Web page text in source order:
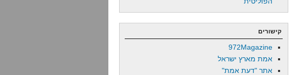
קישורים
972Magazine
אמת מארץ ישראל
אתר "דעת אמת"